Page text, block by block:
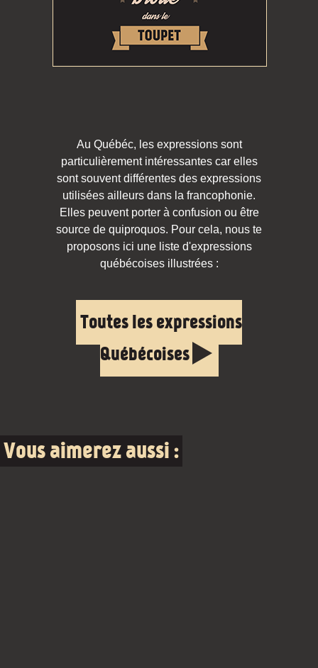
Au Québéc, les expressions sont
particulièrement intéressantes car elles
sont souvent différentes des expressions
utilisées ailleurs dans la francophonie.
Elles peuvent porter à confusion ou être
source de quiproquos. Pour cela, nous te
proposons ici une liste d'expressions
québécoises illustrées :
Toutes les expressions
Québécoises
Vous aimerez aussi :